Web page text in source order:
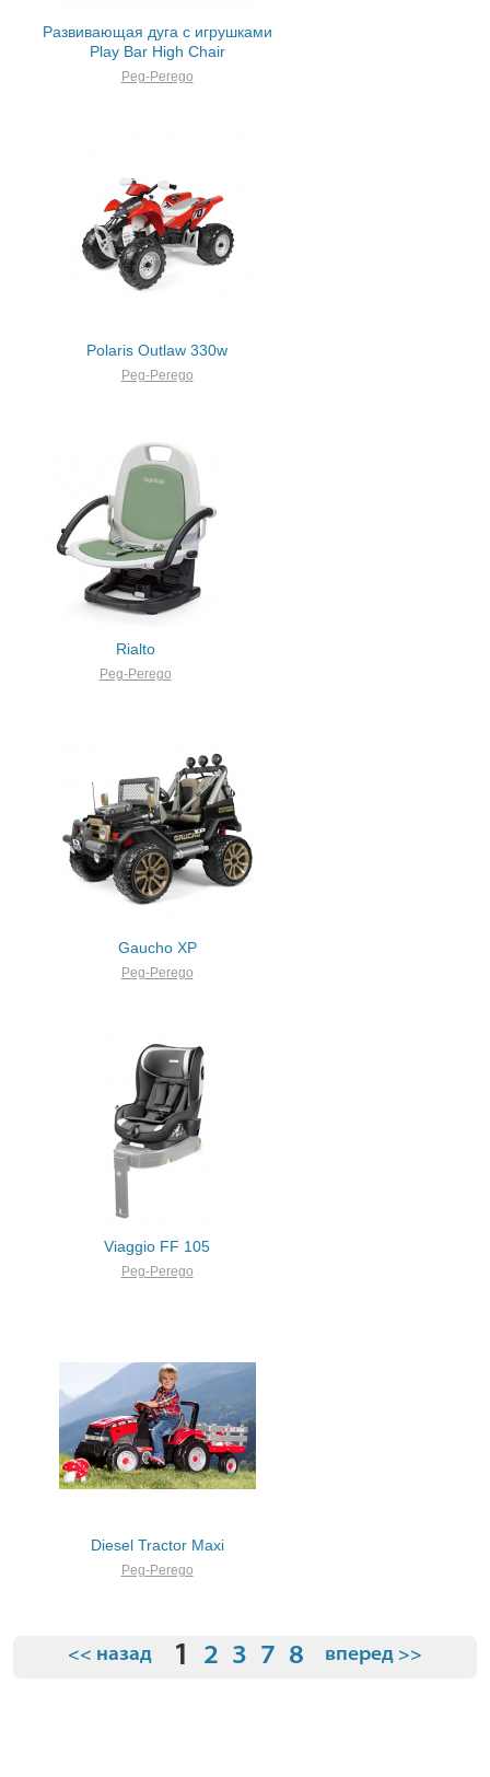
Развивающая дуга с игрушками
Play Bar High Chair
Peg-Perego
Polaris Outlaw 330w
Peg-Perego
Rialto
Peg-Perego
Gaucho XP
Peg-Perego
Viaggio FF 105
Peg-Perego
Diesel Tractor Maxi
Peg-Perego
<< назад 1 2 3 7 8 вперед >>